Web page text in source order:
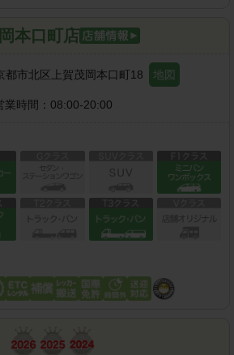
本口町店
都市北区上賀茂岡本口町18 地図
業時間： 08:00-20:00